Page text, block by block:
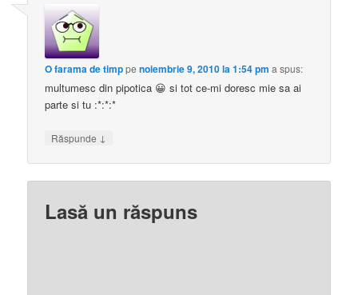
O farama de timppenoiembrie 9, 2010 la 1:54 pm a spus:
multumesc din pipotica 😀 si tot ce-mi doresc mie sa ai
parte si tu :*:*:*
Răspunde ↓
Lasă un răspuns